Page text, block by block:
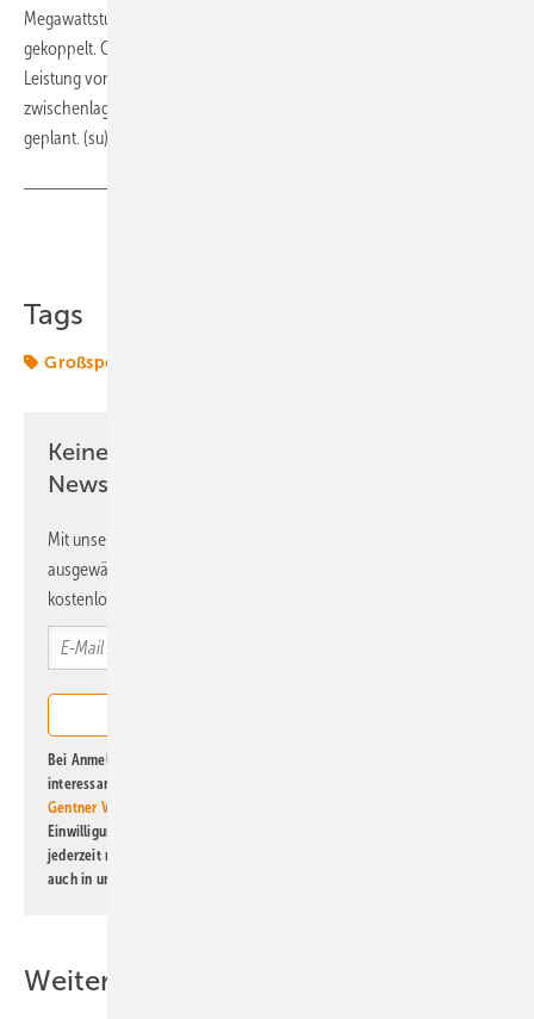
Megawattstunden. Er ist mit einem 300-Megawatt-Solarpark
gekoppelt. Cartwheel wird größer. Dieser Speicher bekommt eine
Leistung von 150 Megawatt und wird 300 Megawattstunden Strom
zwischenlagern können. Die Fertigstellung ist für Sommer 2025
geplant. (su)
Tags
Großspeicher
Keine Zeit? Kein Problem mit dem ERE
Newsletter!
Mit unserem Newsletter erhalten Sie regelmäßig von uns
ausgewählte Informationen und Neuigkeiten, gebündelt und
kostenlos direkt ins Postfach.
Bei Anmeldung zu diesem Newsletter bin ich damit einverstanden, über
interessante Verlags- und Online-Angebote
Gentner Verlag GmbH & Co. KG
Einwilligung kann ich jederzeit widerrufen und eine Abmeldung ist
jederzeit möglich. Informationen zum Umgang mit Daten finden Sie
auch in unserer
Weitere Inhalte